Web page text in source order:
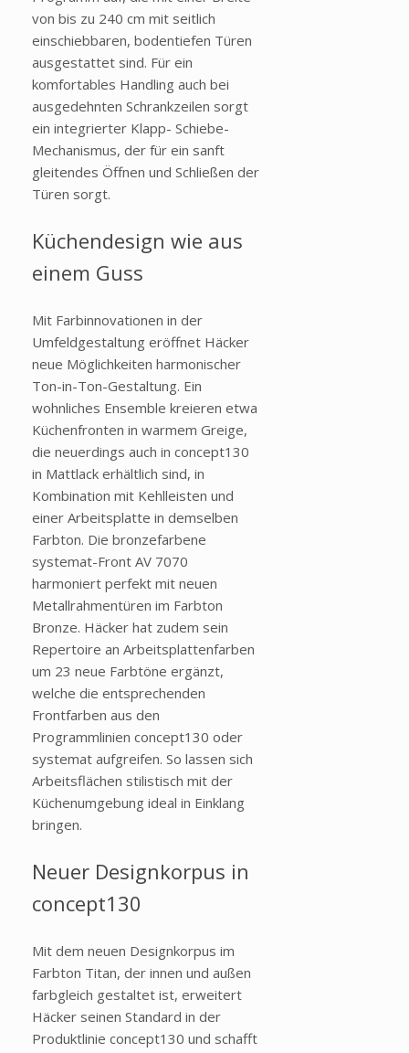
von bis zu 240 cm mit seitlich
einschiebbaren, bodentiefen Türen
ausgestattet sind. Für ein
komfortables Handling auch bei
ausgedehnten Schrankzeilen sorgt
ein integrierter Klapp- Schiebe-
Mechanismus, der für ein sanft
gleitendes Öffnen und Schließen der
Türen sorgt.
Küchendesign wie aus
einem Guss
Mit Farbinnovationen in der
Umfeldgestaltung eröffnet Häcker
neue Möglichkeiten harmonischer
Ton-in-Ton-Gestaltung. Ein
wohnliches Ensemble kreieren etwa
Küchenfronten in warmem Greige,
die neuerdings auch in concept130
in Mattlack erhältlich sind, in
Kombination mit Kehlleisten und
einer Arbeitsplatte in demselben
Farbton. Die bronzefarbene
systemat-Front AV 7070
harmoniert perfekt mit neuen
Metallrahmentüren im Farbton
Bronze. Häcker hat zudem sein
Repertoire an Arbeitsplattenfarben
um 23 neue Farbtöne ergänzt,
welche die entsprechenden
Frontfarben aus den
Programmlinien concept130 oder
systemat aufgreifen. So lassen sich
Arbeitsflächen stilistisch mit der
Küchenumgebung ideal in Einklang
bringen.
Neuer Designkorpus in
concept130
Mit dem neuen Designkorpus im
Farbton Titan, der innen und außen
farbgleich gestaltet ist, erweitert
Häcker seinen Standard in der
Produktlinie concept130 und schafft